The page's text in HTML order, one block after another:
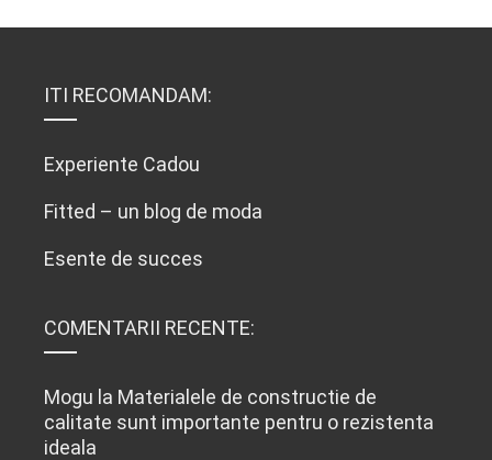
ITI RECOMANDAM:
Experiente Cadou
Fitted – un blog de moda
Esente de succes
COMENTARII RECENTE:
Mogu la Materialele de constructie de
calitate sunt importante pentru o rezistenta
ideala